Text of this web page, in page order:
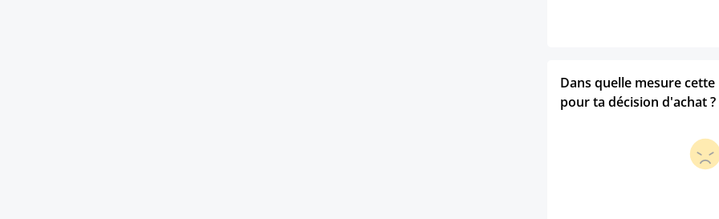
Dans quelle mesure
pour ta décision d'achat ?